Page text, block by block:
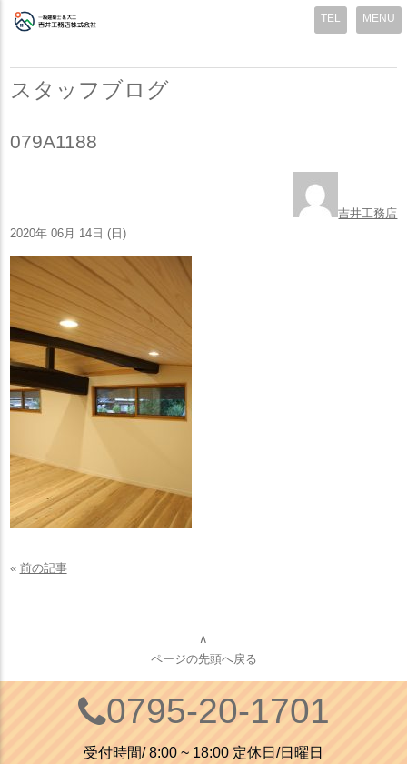
MENU
スタッフブログ
079A1188
吉井工務店
2020年 06月 14日 (日)
« 前の記事
∧
ページの先頭へ戻る
0795-20-1701
受付時間/ 8:00 ~ 18:00 定休日/日曜日